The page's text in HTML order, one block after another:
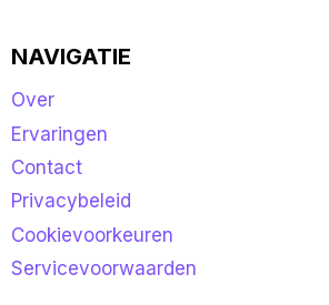
NAVIGATIE
Over
Ervaringen
Contact
Privacybeleid
Cookievoorkeuren
Servicevoorwaarden